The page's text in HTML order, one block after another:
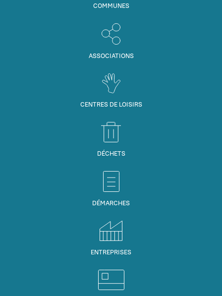
COMMUNES
ASSOCIATIONS
CENTRES DE LOISIRS
DÉCHETS
DÉMARCHES
ENTREPRISES